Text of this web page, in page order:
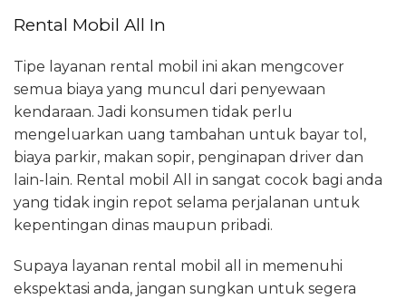
Rental Mobil All In
Tipe layanan rental mobil ini akan mengcover
semua biaya yang muncul dari penyewaan
kendaraan. Jadi konsumen tidak perlu
mengeluarkan uang tambahan untuk bayar tol,
biaya parkir, makan sopir, penginapan driver dan
lain-lain. Rental mobil All in sangat cocok bagi anda
yang tidak ingin repot selama perjalanan untuk
kepentingan dinas maupun pribadi.
Supaya layanan rental mobil all in memenuhi
ekspektasi anda, jangan sungkan untuk segera